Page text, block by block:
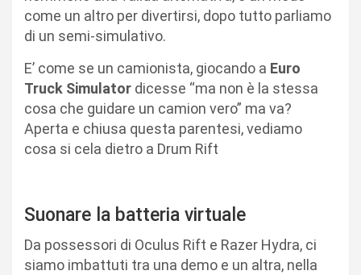
come un altro per divertirsi, dopo tutto parliamo
di un semi-simulativo.
E’ come se un camionista, giocando a Euro
Truck Simulator dicesse “ma non è la stessa
cosa che guidare un camion vero” ma va?
Aperta e chiusa questa parentesi, vediamo
cosa si cela dietro a Drum Rift
Suonare la batteria virtuale
Da possessori di Oculus Rift e Razer Hydra, ci
siamo imbattuti tra una demo e un altra, nella